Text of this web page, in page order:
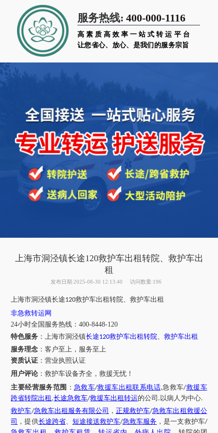
服务热线: 400-000-1116
高素质高效率一站式转运平台
让您省心、放心、是我们的服务宗旨
上海市洞泾镇长途120救护车出租转院、救护车出
租
发布日期:2025-08-30 12:13:40 访问数量:196
上海市洞泾镇长途120救护车出租转院、救护车出租
非急救转运网
24小时全国服务热线 ：400-8448-120
特色服务 ：上海市洞泾镇长途120救护车出租转院、救护车出租
服务理念 ：客户至上，服务至上
资质认证 ：营业执照认证
用户评论 ：救护车设备齐全，救援无忧！
主要经营服务范围 ： 急救车/救援车出租联系电话,急救车/救援车
跨省转院出租 ,长途急救车/救援车出租转运的公司 . 以病人为中心.
救护车/急救车出租服务有限公司 ， 正规救护车/急救车出租救援公
司
，提供长途跨省、 短途接送救护车/急救车服务 ，是一支救护车/